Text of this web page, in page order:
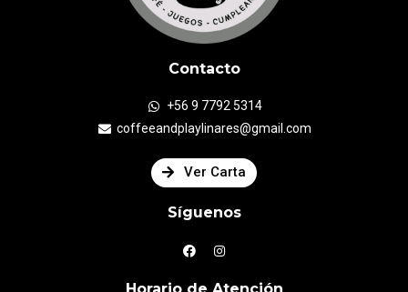
Contacto
+56 9 7792 5314
coffeeandplaylinares@gmail.com
Ver Carta
Síguenos